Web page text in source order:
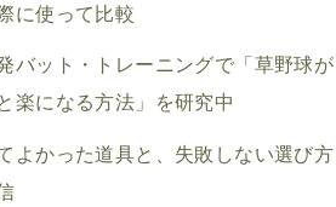
に使って比較
バット・トレーニングで「草野球が
楽になる方法」を研究中
よかった道具と、失敗しない選び方